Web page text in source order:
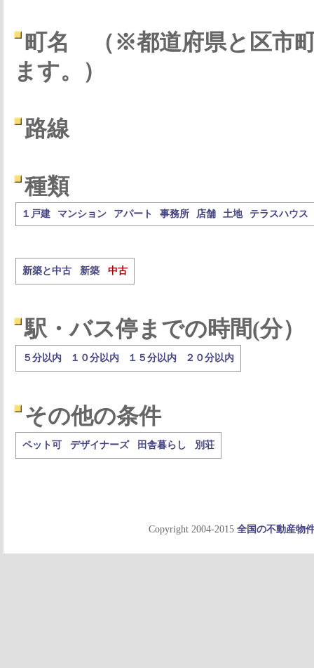
町名
（※都道府県と区市
ます。）
路線
種類
１戸建 マンション アパート 事務所 店舗 土地 テラスハウス
新築と中古 新築 中古
駅・バス停までの時間(分）
５分以内 １０分以内 １５分以内 ２０分以内
その他の条件
ペット可 デザイナーズ 田舎暮らし 別荘
Copyright 2004-2015 全国の不動産物